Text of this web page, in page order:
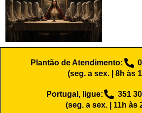
Plantão de Atendimento:
(seg. a sex. | 8h às
Portugal, ligue:
351
(seg. a sex. | 11h às